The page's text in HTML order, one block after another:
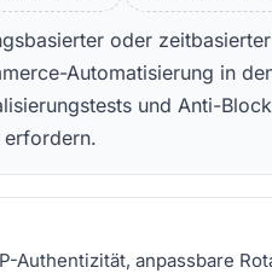
oder
Automatisierung in
und Anti-
erfordern.
Authentizität, anpassbare